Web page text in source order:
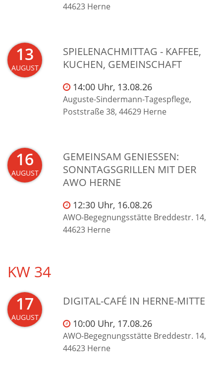
44623 Herne
13
AUGUST
SPIELENACHMITTAG - KAFFEE,
KUCHEN, GEMEINSCHAFT
14:00 Uhr, 13.08.26
Auguste-Sindermann-Tagespflege,
Poststraße 38, 44629 Herne
16
AUGUST
GEMEINSAM GENIESSEN: S
ONNTAGSGRILLEN MIT DER A
WO HERNE
12:30 Uhr, 16.08.26
AWO-Begegnungsstätte Breddestr. 14,
44623 Herne
KW 34
17
AUGUST
DIGITAL-CAFÉ IN HERNE-MITTE
10:00 Uhr, 17.08.26
AWO-Begegnungsstätte Breddestr. 14,
44623 Herne